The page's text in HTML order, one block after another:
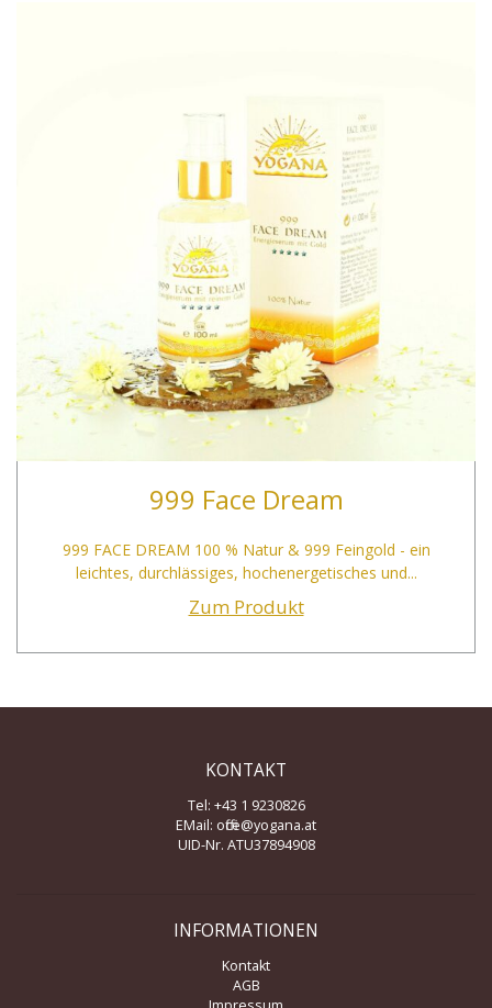
999 Face Dream
999 FACE DREAM 100 % Natur & 999 Feingold - ein
leichtes, durchlässiges, hochenergetisches und...
Zum Produkt
KONTAKT
Tel: +43 1 9230826
EMail: office@yogana.at
UID-Nr. ATU37894908
INFORMATIONEN
Kontakt
AGB